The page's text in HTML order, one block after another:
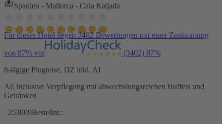
Spanien - Mallorca - Cala Ratjada
Für dieses Hotel liegen 3402 Bewertungen mit einer Zustimmung
von 87% vor (3402) 87%
8-tägige Flugreise, DZ inkl. AI
All Inclusive Verpflegung mit abwechslungsreichen Buffets und
Getränken
253009Bestellnr.: